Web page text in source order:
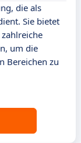
die als
Sie bietet
um die
Bereichen zu